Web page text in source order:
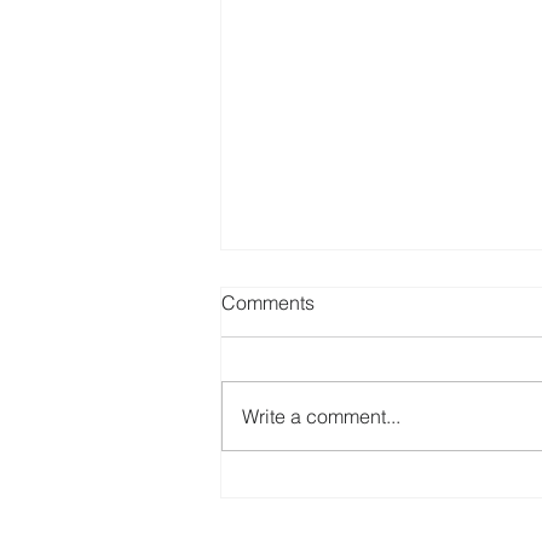
Comments
Write a comment...